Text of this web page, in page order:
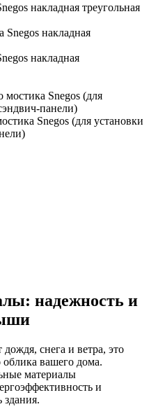
накладная треугольная
накладная
Snegos (для установки
надежность и
снега и ветра, это
вашего дома.
материалы
и
здания.